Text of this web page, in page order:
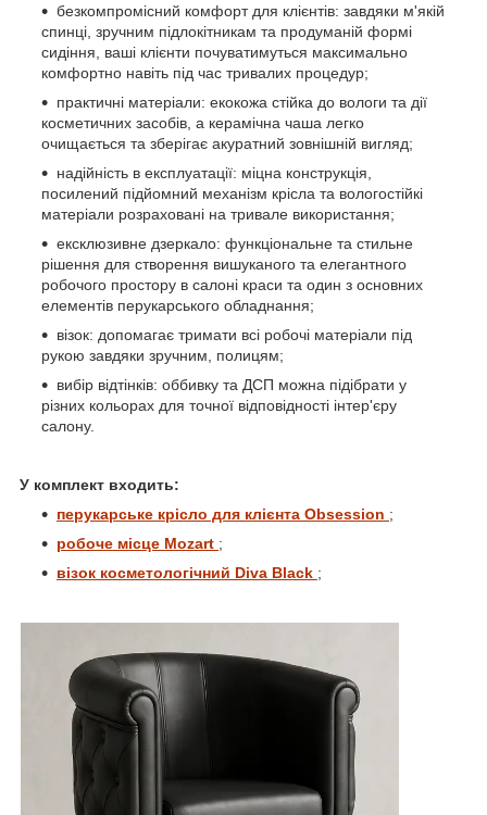
безкомпромісний комфорт для клієнтів: завдяки м'якій
спинці, зручним підлокітникам та продуманій формі
сидіння, ваші клієнти почуватимуться максимально
комфортно навіть під час тривалих процедур;
практичні матеріали: екокожа стійка до вологи та дії
косметичних засобів, а керамічна чаша легко
очищається та зберігає акуратний зовнішній вигляд;
надійність в експлуатації: міцна конструкція,
посилений підйомний механізм крісла та вологостійкі
матеріали розраховані на тривале використання;
ексклюзивне дзеркало: функціональне та стильне
рішення для створення вишуканого та елегантного
робочого простору в салоні краси та один з основних
елементів перукарського обладнання;
візок: допомагає тримати всі робочі матеріали під
рукою завдяки зручним, полицям;
вибір відтінків: оббивку та ДСП можна підібрати у
різних кольорах для точної відповідності інтер'єру
салону.
У комплект входить:
перукарське крісло для клієнта Obsession ;
робоче місце Mozart ;
візок косметологічний Diva Black ;